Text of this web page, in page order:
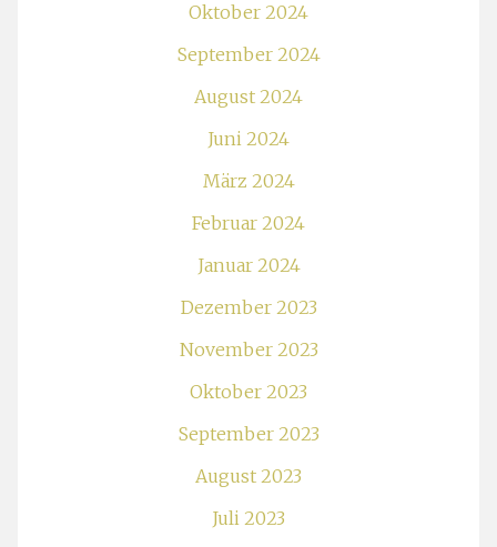
Oktober 2024
September 2024
August 2024
Juni 2024
März 2024
Februar 2024
Januar 2024
Dezember 2023
November 2023
Oktober 2023
September 2023
August 2023
Juli 2023